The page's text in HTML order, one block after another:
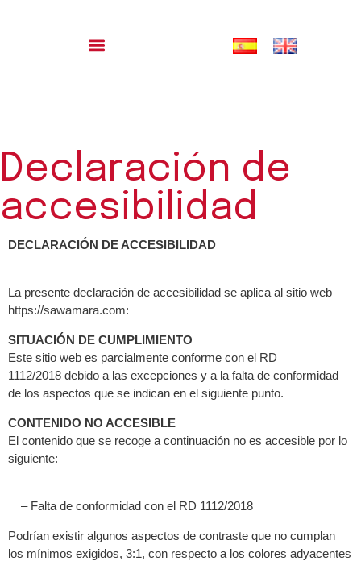
Declaración de
accesibilidad
DECLARACIÓN DE ACCESIBILIDAD
La presente declaración de accesibilidad se aplica al sitio web
https://sawamara.com:
SITUACIÓN DE CUMPLIMIENTO
Este sitio web es parcialmente conforme con el RD
1112/2018 debido a las excepciones y a la falta de conformidad
de los aspectos que se indican en el siguiente punto.
CONTENIDO NO ACCESIBLE
El contenido que se recoge a continuación no es accesible por lo
siguiente:
– Falta de conformidad con el RD 1112/2018
Podrían existir algunos aspectos de contraste que no cumplan
los mínimos exigidos, 3:1, con respecto a los colores adyacentes